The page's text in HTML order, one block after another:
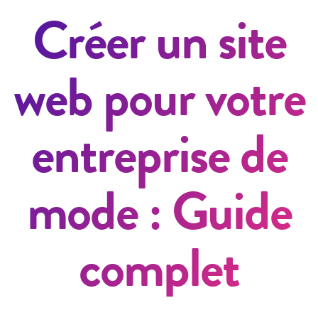
Créer un site
web pour votre
entreprise de
mode : Guide
complet